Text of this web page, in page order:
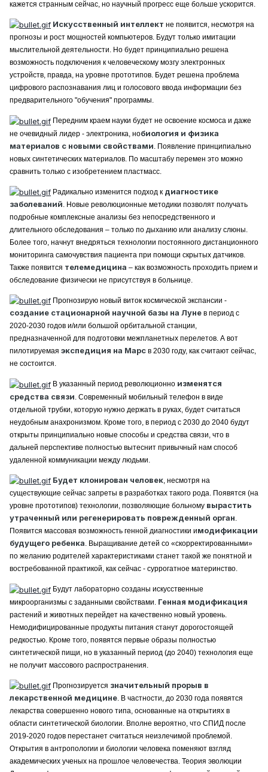
кажется странным сейчас, но научный прогресс еще больше ускорится.
Искусственный интеллект не появится, несмотря на
прогнозы и рост мощностей компьютеров. Будут только имитации
мыслительной деятельности. Но будет принципиально решена
возможность подключения к человеческому мозгу электронных
устройств, правда, на уровне прототипов. Будет решена проблема
цифрового распознавания лиц и голосового ввода информации без
предварительного "обучения" программы.
Передним краем науки будет не освоение космоса и даже
не очевидный лидер - электроника, нобиология и физика
материалов с новыми свойствами . Появление принципиально
новых синтетических материалов. По масштабу перемен это можно
сравнить только с изобретением пластмасс.
Радикально изменится подход к диагностике
заболеваний. Новые революционные методики позволят получать
подробные комплексные анализы без непосредственного и
длительного обследования – только по дыханию или анализу слюны.
Более того, начнут внедряться технологии постоянного дистанционного
мониторинга самочувствия пациента при помощи скрытых датчиков.
Также появится телемедицина – как возможность проходить прием и
обследование физически не присутствуя в больнице.
Прогнозирую новый виток космической экспансии -
создание стационарной научной базы на Луне в период с
2020-2030 годов и/или большой орбитальной станции,
предназначенной для подготовки межпланетных перелетов. А вот
пилотируемая экспедиция на Марс в 2030 году, как считают сейчас,
не состоится.
В указанный период революционно изменятся
средства связи. Современный мобильный телефон в виде
отдельной трубки, которую нужно держать в руках, будет считаться
неудобным анахронизмом. Кроме того, в период с 2030 до 2040 будут
открыты принципиально новые способы и средства связи, что в
дальней перспективе полностью вытеснит привычный нам способ
удаленной коммуникации между людьми.
Будет клонирован человек, несмотря на
существующие сейчас запреты в разработках такого рода. Появятся (на
уровне прототипов) технологии, позволяющие больному вырастить
утраченный или регенерировать поврежденный орган.
Появится массовая возможность генной диагностики имодификации
будущего ребенка. Выращивание детей со «скорректированными»
по желанию родителей характеристиками станет такой же понятной и
востребованной практикой, как сейчас - суррогатное материнство.
Будут лабораторно созданы искусственные
микроорганизмы с заданными свойствами. Генная модификация
растений и животных перейдет на качественно новый уровень.
Немодифицированные продукты питания станут дорогостоящей
редкостью. Кроме того, появятся первые образы полностью
синтетической пищи, но в указанный период (до 2040) технология еще
не получит массового распространения.
Прогнозируется значительный прорыв в
лекарственной медицине. В частности, до 2030 года появятся
лекарства совершенно нового типа, основанные на открытиях в
области синтетической биологии. Вполне вероятно, что СПИД после
2019-2020 годов перестанет считаться неизлечимой проблемой.
Открытия в антропологии и биологии человека поменяют взгляд
академических ученых на прошлое человечества. Теория эволюции